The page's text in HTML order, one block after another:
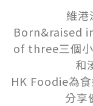
維港
Born&raised
of three三個
和
HK Foodie為
分享